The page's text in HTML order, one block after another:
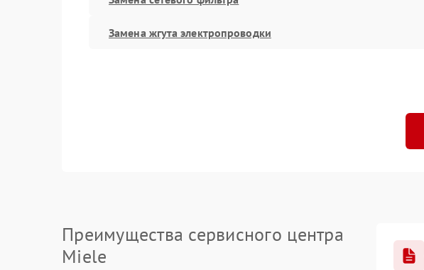
Замена жгута электропроводки
Преимущества сервисного центра
Miele